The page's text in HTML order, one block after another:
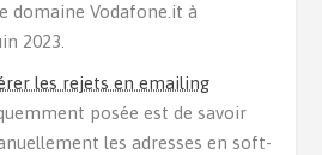
domaine Vodafone.it à
2023.
les rejets en emailing
posée est de savoir
les adresses en soft-